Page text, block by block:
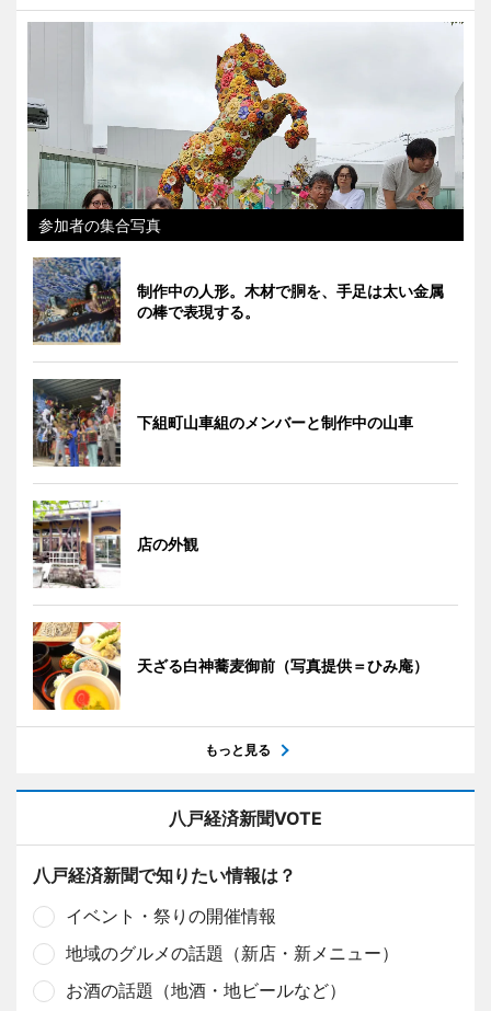
参加者の集合写真
制作中の人形。木材で胴を、手足は太い金属
の棒で表現する。
下組町山車組のメンバーと制作中の山車
店の外観
天ざる白神蕎麦御前（写真提供＝ひみ庵）
もっと見る
八戸経済新聞VOTE
八戸経済新聞で知りたい情報は？
イベント・祭りの開催情報
地域のグルメの話題（新店・新メニュー）
お酒の話題（地酒・地ビールなど）